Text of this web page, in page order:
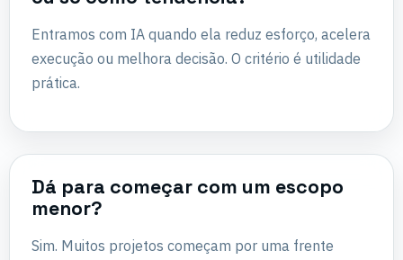
Entramos com IA quando ela reduz esforço, acelera
execução ou melhora decisão. O critério é utilidade
prática.
Dá para começar com um escopo
menor?
Sim. Muitos projetos começam por uma frente